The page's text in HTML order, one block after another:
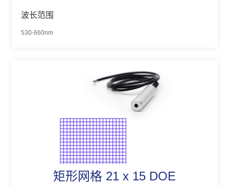
波长范围
530-660nm
矩形网格 21 x 15 DOE